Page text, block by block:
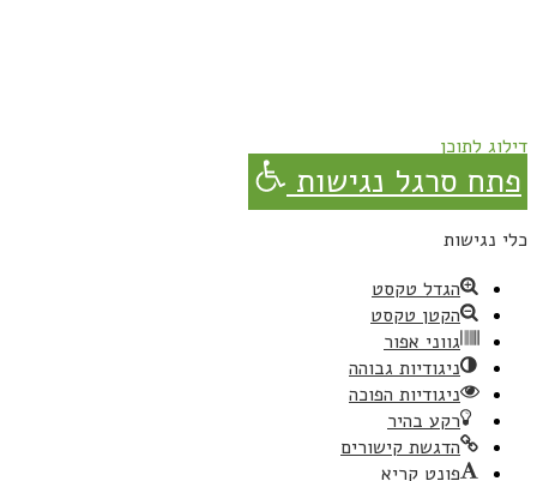
דילוג לתוכן
פתח סרגל נגישות
כלי נגישות
הגדל טקסט
הקטן טקסט
גווני אפור
ניגודיות גבוהה
ניגודיות הפוכה
רקע בהיר
הדגשת קישורים
פונט קריא